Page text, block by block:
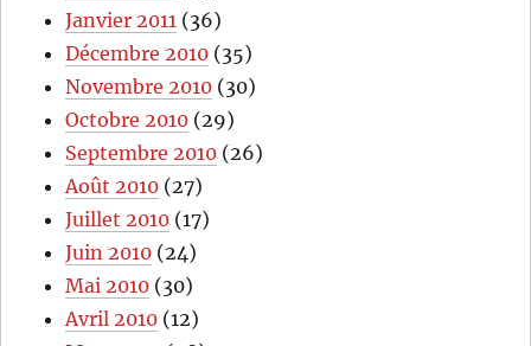
Janvier 2011 (36)
Décembre 2010 (35)
Novembre 2010 (30)
Octobre 2010 (29)
Septembre 2010 (26)
Août 2010 (27)
Juillet 2010 (17)
Juin 2010 (24)
Mai 2010 (30)
Avril 2010 (12)